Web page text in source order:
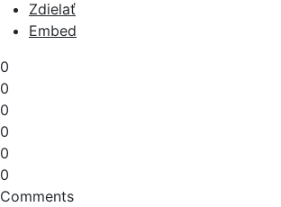
Zdielať
Embed
0
0
0
0
0
0
Comments